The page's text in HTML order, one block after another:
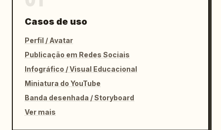
Casos de uso
Perfil / Avatar
Publicação em Redes Sociais
Infográfico / Visual Educacional
Miniatura do YouTube
Banda desenhada / Storyboard
Ver mais